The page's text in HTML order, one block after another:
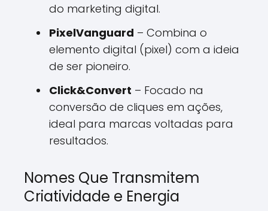
do marketing digital.
PixelVanguard – Combina o
elemento digital (pixel) com a ideia
de ser pioneiro.
Click&Convert – Focado na
conversão de cliques em ações,
ideal para marcas voltadas para
resultados.
Nomes Que Transmitem
Criatividade e Energia